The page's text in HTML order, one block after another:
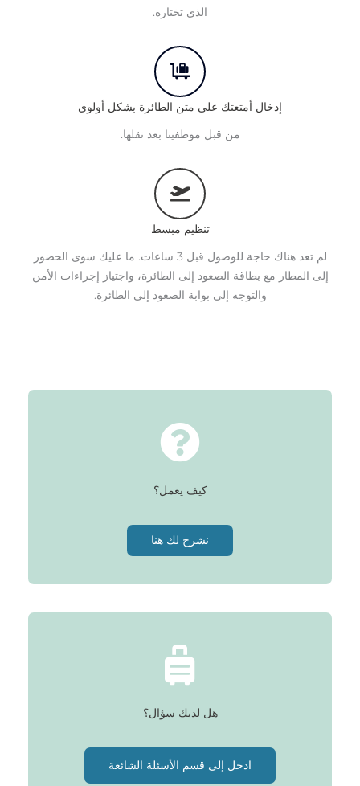
ﺍﻟﺬﻱ ﺗﺨﺘﺎﺭﻩ.
ﺇﺩﺧﺎﻝ ﺃﻣﺘﻌﺘﻚ ﻋﻠﻰ ﻣﺘﻦ ﺍﻟﻄﺎﺋﺮﺓ ﺑﺸﻜﻞ ﺃﻭﻟﻮﻱ
من قبل موظفينا بعد نقلها.
تنظيم مبسط
لم تعد هناك حاجة للوصول قبل 3 ساعات. ما عليك سوى الحضور
إلى المطار مع بطاقة الصعود إلى الطائرة، واجتياز إجراءات الأمن
والتوجه إلى بوابة الصعود إلى الطائرة.
كيف يعمل؟
نشرح لك هنا
هل لديك سؤال؟
ادخل إلى قسم الأسئلة الشائعة